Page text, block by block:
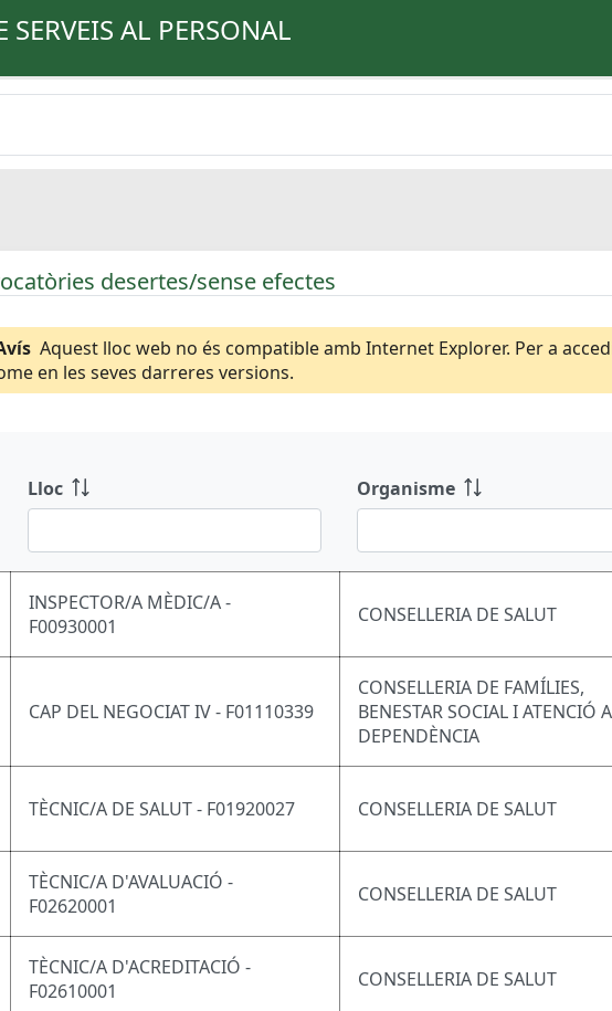
AL PERSONAL
desertes/sense efectes
Aquest lloc web no és compatible amb Internet Explorer. Per a
en les seves darreres versions.
Lloc Organisme
INSPECTOR/A MÈDIC/A -
F00930001
CONSELLERIA DE SALUT
CAP DEL NEGOCIAT IV - F01110339
CONSELLERIA DE FAMÍLIES,
BENESTAR SOCIAL I ATENCIÓ
DEPENDÈNCIA
TÈCNIC/A DE SALUT - F01920027 CONSELLERIA DE SALUT
TÈCNIC/A D'AVALUACIÓ -
F02620001
CONSELLERIA DE SALUT
TÈCNIC/A D'ACREDITACIÓ -
F02610001
CONSELLERIA DE SALUT